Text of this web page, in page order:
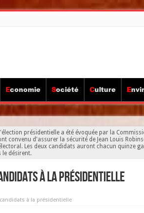
Economie Société Culture
présidentielle a été évoquée par la
convenu d'assurer la sécurité de Jean Louis
Les deux candidats auront chacun quinze
le désirent.
à la présidentielle
à la présidentielle